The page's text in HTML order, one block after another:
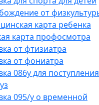
от
карта ребенка
карта профосмотра
от фтизиатра
от фониатра
086у для
095/у о временной